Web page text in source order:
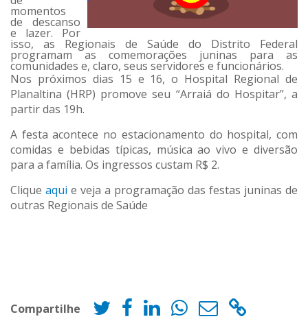
momentos
de descanso
e lazer. Por
isso, as Regionais de Saúde do Distrito Federal
programam as comemorações juninas para as
comunidades e, claro, seus servidores e funcionários.
Nos próximos dias 15 e 16, o Hospital Regional de
Planaltina (HRP) promove seu “Arraiá do Hospitar”, a
partir das 19h.
A festa acontece no estacionamento do hospital, com
comidas e bebidas típicas, música ao vivo e diversão
para a família. Os ingressos custam R$ 2.
Clique aqui e veja a programação das festas juninas de
outras Regionais de Saúde
Compartilhe